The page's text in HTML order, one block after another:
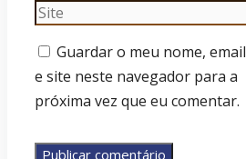
Site
Guardar o meu nome, email
e site neste navegador para a
próxima vez que eu comentar.